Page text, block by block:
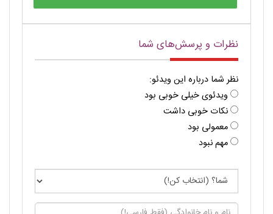
نظرات و پرسش‌های شما
نظر شما درباره این ویدئو:
ویدئوی خیلی خوبی بود
نکات خوبی داشت
معمولی بود
مهم نبود